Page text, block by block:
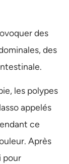
des
des
les polypes
appelés
ce
Après
pour